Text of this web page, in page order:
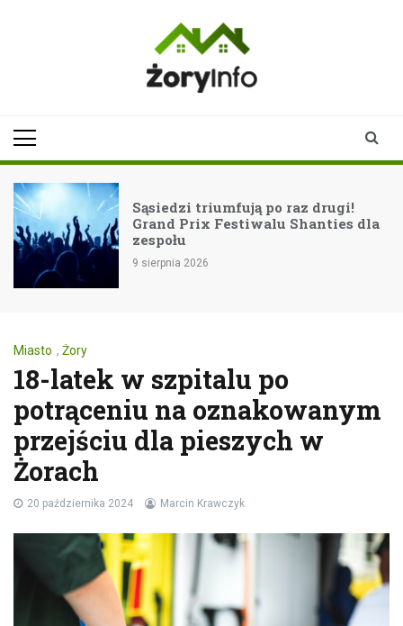
Sąsiedzi triumfują po raz drugi!
Grand Prix Festiwalu Shanties dla
zespołu
9 sierpnia 2026
Miasto , Żory
18-latek w szpitalu po
potrąceniu na oznakowanym
przejściu dla pieszych w
Żorach
20 października 2024 Marcin Krawczyk